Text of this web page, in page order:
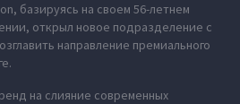
базируясь на своем 56-летнем
открыл новое подразделение с
направление премиального
на слияние современных